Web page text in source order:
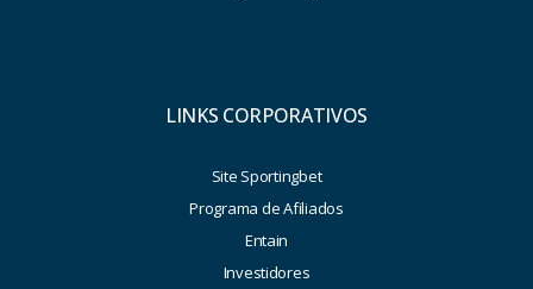
LINKS CORPORATIVOS
Site Sportingbet
Programa de Afiliados
Entain
Investidores